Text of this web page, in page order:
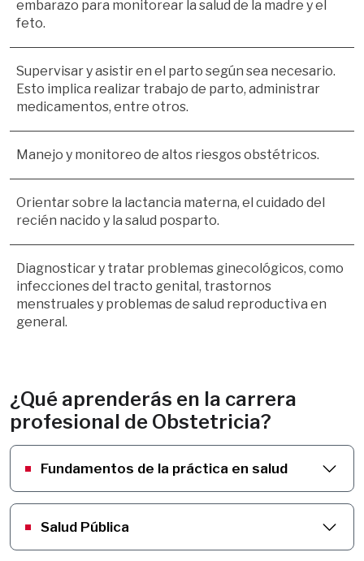
embarazo para monitorear la salud de la madre y el
feto.
Supervisar y asistir en el parto según sea necesario.
Esto implica realizar trabajo de parto, administrar
medicamentos, entre otros.
Manejo y monitoreo de altos riesgos obstétricos.
Orientar sobre la lactancia materna, el cuidado del
recién nacido y la salud posparto.
Diagnosticar y tratar problemas ginecológicos, como
infecciones del tracto genital, trastornos
menstruales y problemas de salud reproductiva en
general.
¿Qué aprenderás en la carrera
profesional de Obstetricia?
Fundamentos de la práctica en salud
Salud Pública